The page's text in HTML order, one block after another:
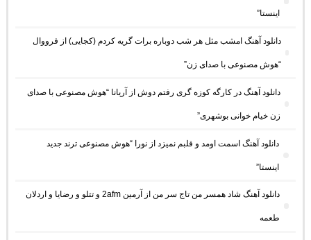
اینستا”
دانلود آهنگ امشب مثل هر شب دوباره برات گریه کردم (کجایی) از فرووال
“هوش مصنوعی با صدای زن”
دانلود آهنگ در کارگه کوزه گری رفتم دوش از آریانا “هوش مصنوعی با صدای
زن خیام خوانی بوشهری”
دانلود آهنگ اسمت اومد و قلبم نمیزد از نورا “هوش مصنوعی ترند جدید
اینستا”
دانلود آهنگ شاد همسر من تاج سر من از آرمین 2afm و تتلو و رضایا و اردلان
طعمه